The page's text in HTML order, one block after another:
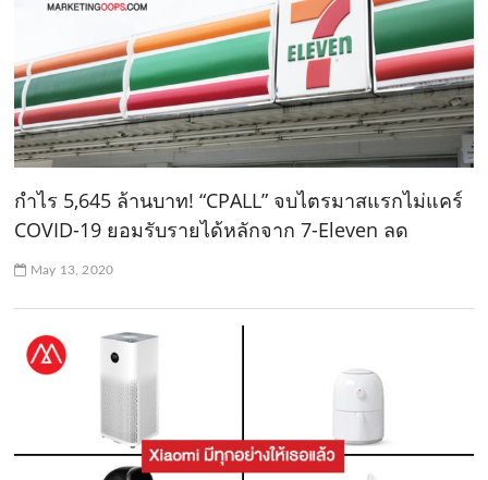
กำไร 5,645 ล้านบาท! “CPALL” จบไตรมาสแรกไม่แคร์
COVID-19 ยอมรับรายได้หลักจาก 7-Eleven ลด
May 13, 2020